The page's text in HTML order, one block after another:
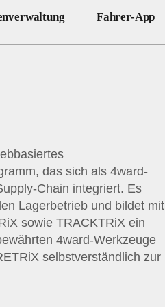
Fahrer-App
das sich als 4ward-
Chain integriert. Es
Lagerbetrieb und bildet mit
sowie TRACKTRiX ein
4ward-Werkzeuge
selbstverständlich zur